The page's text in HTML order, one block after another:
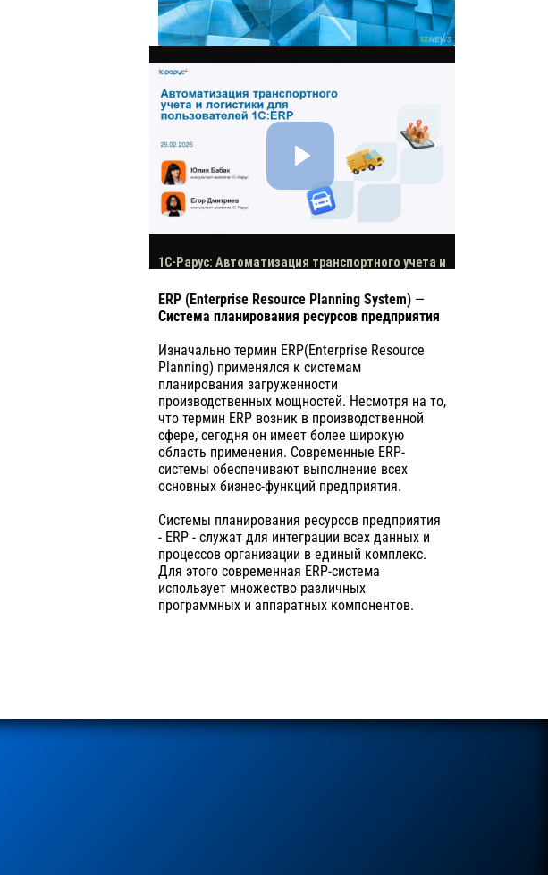
ERP (Enterprise Resource Planning System) —
Система планирования ресурсов предприятия
Изначально термин ERP(Enterprise Resource
Planning) применялся к системам
планирования загруженности
производственных мощностей. Несмотря на то,
что термин ERP возник в производственной
сфере, сегодня он имеет более широкую
область применения. Современные ERP-
системы обеспечивают выполнение всех
основных бизнес-функций предприятия.
Системы планирования ресурсов предприятия
- ERP - служат для интеграции всех данных и
процессов организации в единый комплекс.
Для этого современная ERP-система
использует множество различных
программных и аппаратных компонентов.